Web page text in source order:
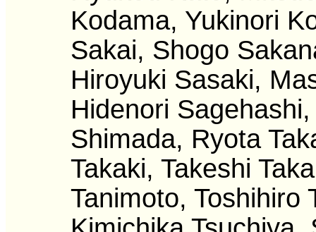
Kodama, Yukinori
Sakai, Shogo
Hiroyuki Sasaki,
Hidenori
Shimada, Ryota
Takaki, Takeshi
Tanimoto, Toshihiro